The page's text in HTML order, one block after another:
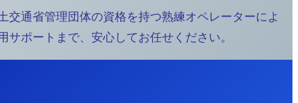
通省管理団体の資格を持つ熟練オペレーターによ
ポートまで、安心してお任せください。